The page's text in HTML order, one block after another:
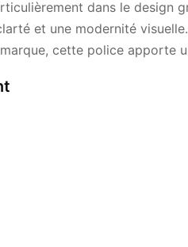
dans le design
et une modernité
cette police apporte